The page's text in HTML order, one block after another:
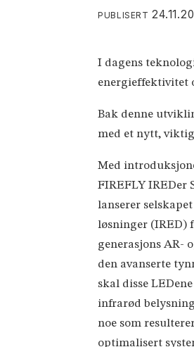
PUBLISERT
I dagens
energieffektivitet
Bak denne
med et nytt,
Med
FIREFLY IREDer
lanserer
løsninger (IRED)
generasjons AR-
den avanserte
skal disse
infrarød
noe som
optimalisert